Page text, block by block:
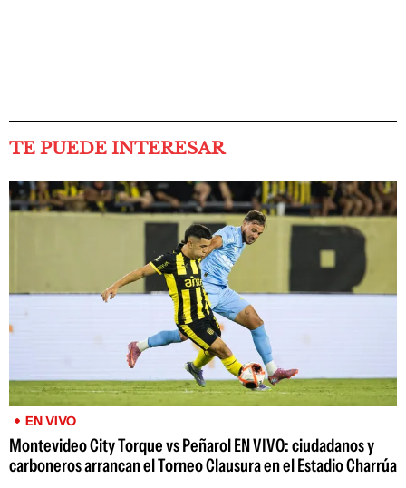
TE PUEDE INTERESAR
EN VIVO
Montevideo City Torque vs Peñarol EN VIVO: ciudadanos y
carboneros arrancan el Torneo Clausura en el Estadio Charrúa